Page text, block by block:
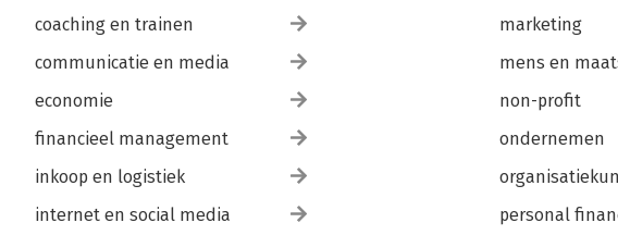
coaching en trainen
communicatie en media
economie
financieel management
inkoop en logistiek
internet en social media
marketing
mens en
non-profit
ondernemen
personal